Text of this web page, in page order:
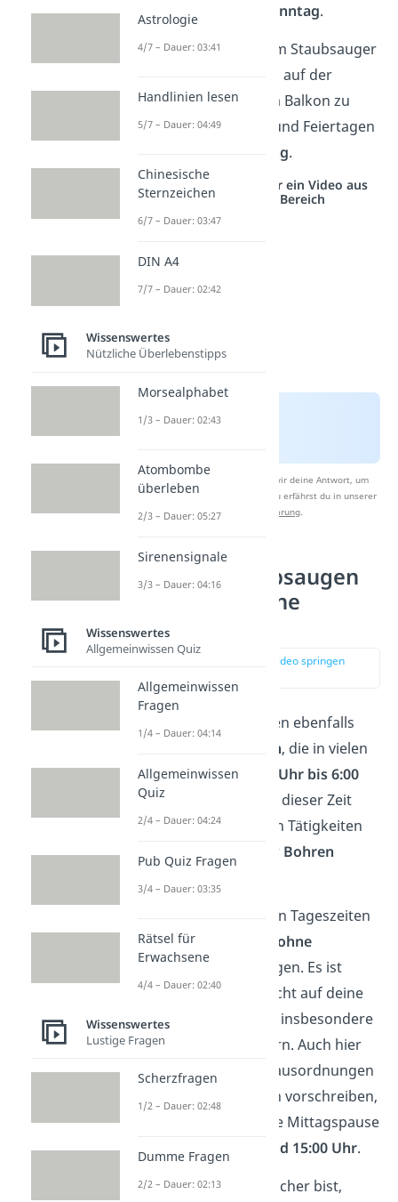
werden — auch am
Sonntag.
Achtung:Bevor du zum Staubsauger
greifst: Draußen, etwa auf der
Terrasse oder auf dem Balkon zu
saugen, gilt an Sonn- und Feiertagen
Ruhestörung.
Studyflix vernetzt: Hier ein Video aus
einem anderen Bereich
Nach Beantwortung speichern wir deine Antwort, um
Studyflix zu verbessern. Mehr dazu erfährst du in unserer
Datenschutzerklärung.
Wann ist Staubsaugen
unter der Woche
erlaubt?
zur Stelle im Video springen
Unter der Woche gelten ebenfalls
Ruhezeiten, die in vielen
Kommunen von 22:00 Uhr bis 6:00
Uhrfestgelegt sind. In dieser Zeit
solltest du keine lauten Tätigkeiten
wieStaubsaugen oder Bohren
Während der restlichen Tageszeiten
darfst du in der Regel ohne
Einschränkungen
saugen. Es ist
jedoch ratsam, Rücksicht auf deine
Nachbarn zu nehmen, insbesondere
in Mehrfamilienhäusern. Auch hier
können individuelle Hausordnungen
zusätzliche Ruhezeiten vorschreiben,
wie beispielsweise eine Mittagspause
zwischen13:00 Uhr und 15:00 Uhr.
Tipp: Wenn du dir unsicher bist,
Astrologie
4/7 – Dauer: 03:41
Handlinien lesen
5/7 – Dauer: 04:49
Chinesische
Sternzeichen
6/7 – Dauer: 03:47
DIN A4
7/7 – Dauer: 02:42
Wissenswertes
Nützliche Überlebenstipps
Morsealphabet
1/3 – Dauer: 02:43
Atombombe
überleben
2/3 – Dauer: 05:27
Sirenensignale
3/3 – Dauer: 04:16
Wissenswertes
Allgemeinwissen Quiz
Allgemeinwissen
Fragen
1/4 – Dauer: 04:14
Allgemeinwissen
Quiz
2/4 – Dauer: 04:24
Pub Quiz Fragen
3/4 – Dauer: 03:35
Rätsel für
Erwachsene
4/4 – Dauer: 02:40
Wissenswertes
Lustige Fragen
Scherzfragen
1/2 – Dauer: 02:48
Dumme Fragen
2/2 – Dauer: 02:13